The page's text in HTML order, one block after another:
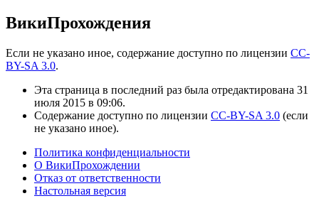
ВикиПрохождения
Если не указано иное, содержание доступно по лицензии CC-
BY-SA 3.0.
Эта страница в последний раз была отредактирована 31
июля 2015 в 09:06.
Содержание доступно по лицензии CC-BY-SA 3.0 (если
не указано иное).
Политика конфиденциальности
О ВикиПрохождении
Отказ от ответственности
Настольная версия